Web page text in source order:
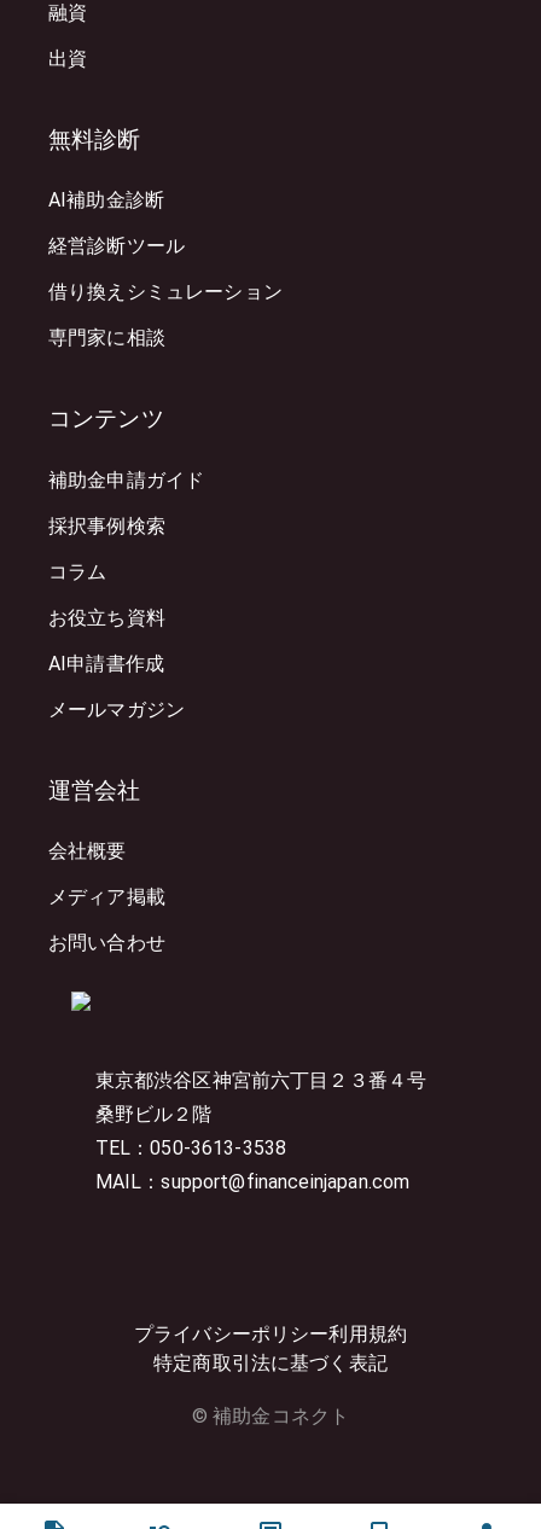
東京都渋谷区神宮前六丁目２３番４号
桑野ビル２階
TEL：050-3613-3538
MAIL：support@financeinjapan.com
プライバシーポリシー利用規約
特定商取引法に基づく表記
© 補助金コネクト
融資
出資
無料診断
AI補助金診断
経営診断ツール
借り換えシミュレーション
専門家に相談
コンテンツ
補助金申請ガイド
採択事例検索
コラム
お役立ち資料
AI申請書作成
メールマガジン
運営会社
会社概要
メディア掲載
お問い合わせ